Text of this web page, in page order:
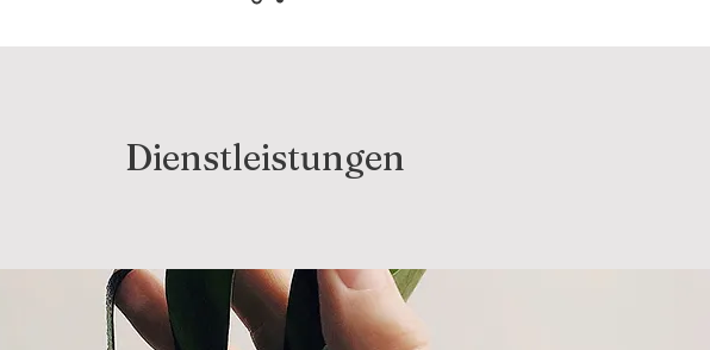
Dienstleistungen